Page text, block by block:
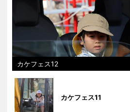
カケフェス12
カケフェス11